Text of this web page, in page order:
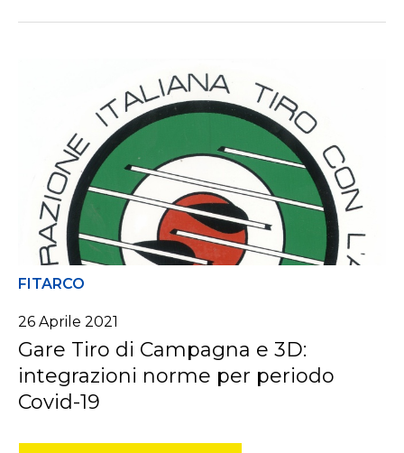
FITARCO
26 Aprile 2021
Gare Tiro di Campagna e 3D:
integrazioni norme per periodo
Covid-19